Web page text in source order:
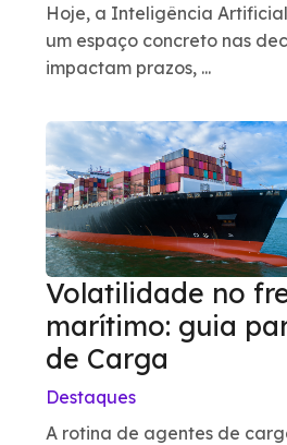
Hoje, a Inteligência
um espaço concreto nas
impactam prazos, ...
Volatilidade no
marítimo: guia
de Carga
Destaques
A rotina de agentes de